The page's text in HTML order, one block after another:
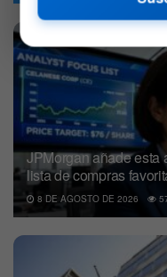
JPMorgan añade esta
lista de compras
8 DE AGOSTO DE 2026